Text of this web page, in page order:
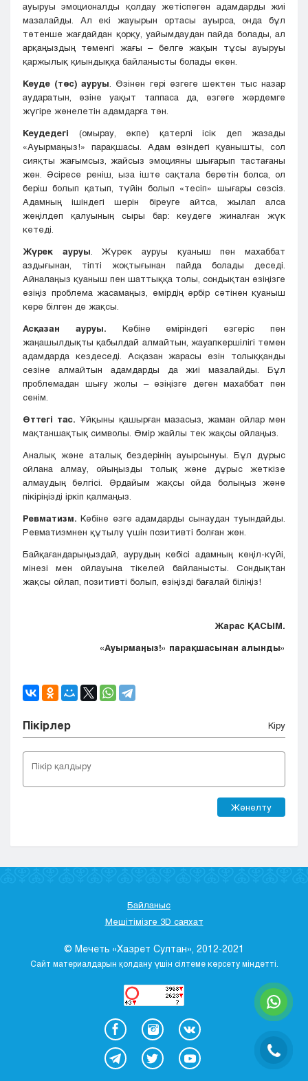
ауыруы эмоционалды қолдау жетіспеген адамдарды жиі
мазалайды. Ал екі жауырын ортасы ауырса, онда бұл
төтенше жағдайдан қорқу, уайымдаудан пайда болады, ал
арқаңыздың төменгі жағы – белге жақын тұсы ауыруы
қаржылық қиындыққа байланысты болады екен.
Кеуде (төс) ауруы . Өзінен гөрі өзгеге шектен тыс назар
аударатын, өзіне уақыт таппаса да, өзгеге жәрдемге
жүгіре жөнелетін адамдарға тән.
Кеудедегі (омырау, өкпе) қатерлі ісік деп жазады
«Ауырмаңыз!» парақшасы. Адам өзіндегі қуанышты, сол
сияқты жағымсыз, жайсыз эмоцияны шығарып тастағаны
жөн. Әсіресе реніш, ыза іште сақтала беретін болса, ол
беріш болып қатып, түйін болып «тесіп» шығары сөзсіз.
Адамның ішіндегі шерін біреуге айтса, жылап алса
жеңілдеп қалуының сыры бар: кеудеге жиналған жүк
кетеді.
Жүрек ауруы . Жүрек ауруы қуаныш пен махаббат
аздығынан, тіпті жоқтығынан пайда болады деседі.
Айналаңыз қуаныш пен шаттыққа толы, сондықтан өзіңізге
өзіңіз проблема жасамаңыз, өмірдің әрбір сәтінен қуаныш
көре білген де жақсы.
Асқазан ауруы. Көбіне өміріндегі өзгеріс пен
жаңашылдықты қабылдай алмайтын, жауапкершілігі төмен
адамдарда кездеседі. Асқазан жарасы өзін толыққанды
сезіне алмайтын адамдарды да жиі мазалайды. Бұл
проблемадан шығу жолы – өзіңізге деген махаббат пен
сенім.
Өттегі тас. Ұйқыны қашырған мазасыз, жаман ойлар мен
мақтаншақтық символы. Өмір жайлы тек жақсы ойлаңыз.
Аналық және аталық бездерінің ауырсынуы. Бұл дұрыс
ойлана алмау, ойыңызды толық және дұрыс жеткізе
алмаудың белгісі. Әрдайым жақсы ойда болыңыз және
пікіріңізді іркіп қалмаңыз.
Ревматизм. Көбіне өзге адамдарды сынаудан туындайды.
Ревматизмнен құтылу үшін позитивті болған жөн.
Байқағандарыңыздай, аурудың көбісі адамның көңіл-күйі,
мінезі мен ойлауына тікелей байланысты. Сондықтан
жақсы ойлап, позитивті болып, өзіңізді бағалай біліңіз!
Жарас ҚАСЫМ.
«Ауырмаңыз!» парақшасынан алынды»
Пікірлер Кіру
Жөнелту
Байланыс
Мешітімізге 3D саяхат
© Мечеть «Хазрет Султан», 2012-2021
Сайт материалдарын қолдану үшін сілтеме көрсету міндетті.